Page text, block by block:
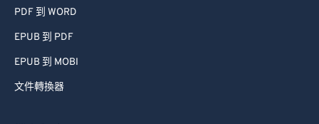
PDF 到 WORD
EPUB 到 PDF
EPUB 到 MOBI
文件轉換器